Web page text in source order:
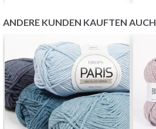
ANDERE KUNDEN KAUFTEN AUCH